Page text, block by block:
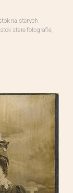
na starych
stare fotografie,